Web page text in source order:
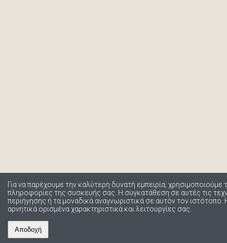
Για να παρέχουμε την καλύτερη δυνατή εμπειρία,
πληροφορίες της συσκευής σας. Η συγκατάθεση σε αυτές τις
περιήγησης ή τα μοναδικά αναγνωριστικά σε αυτόν τον
αρνητικά ορισμένα χαρακτηριστικά και λειτουργίες σας.
Αποδοχή